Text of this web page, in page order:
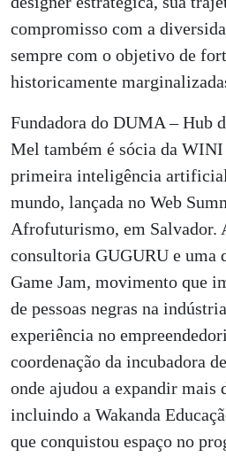
compromisso com a
sempre com o objetivo de
historicamente
Fundadora do DUMA – Hub
Mel também é sócia da
primeira inteligência
mundo, lançada no Web
Afrofuturismo, em Salvador.
consultoria GUGURU e uma
Game Jam, movimento que
de pessoas negras na
experiência no
coordenação da incubadora
onde ajudou a expandir mais
incluindo a Wakanda
que conquistou espaço no